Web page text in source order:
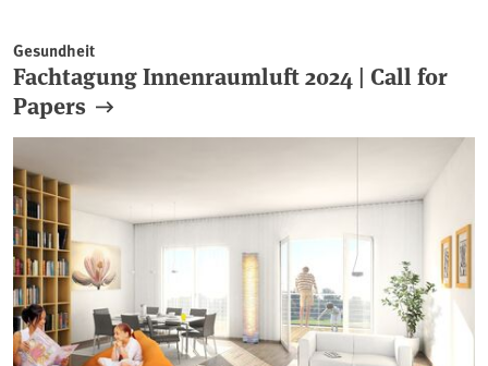
Gesundheit
Fachtagung Innenraumluft 2024 | Call for
Papers